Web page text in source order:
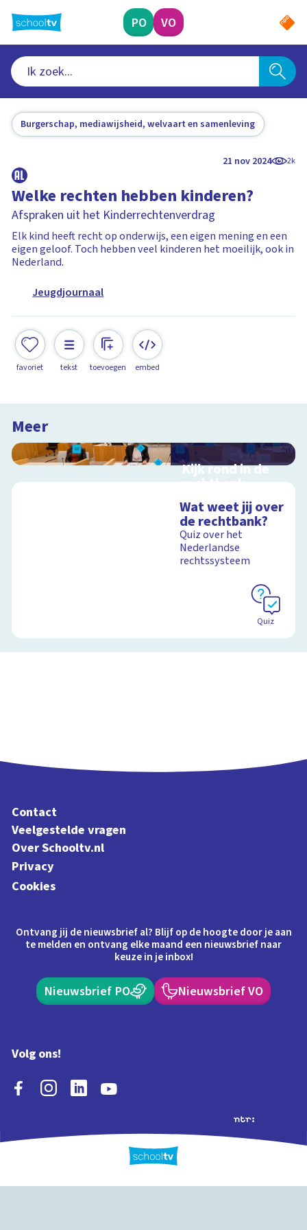
naar
hoofdinhoud
PO VO
Burgerschap, mediawijsheid, welvaart en samenleving
21 nov 2024 2k
Welke rechten hebben kinderen?
Afspraken uit het Kinderrechtenverdrag
Elk kind heeft recht op onderwijs, een eigen mening en een
eigen geloof. Toch hebben veel kinderen het moeilijk, ook in
Nederland.
Jeugdjournaal
favoriet tekst toevoegen embed
Meer
Kijk rond in de
rechtbank
schoolplaat over
rechtspraak in
Nederland
Schoolplaat
Wat weet jij over
de rechtbank?
Quiz over het
Nederlandse
rechtssysteem
Quiz
Contact
Veelgestelde vragen
Over Schooltv.nl
Privacy
Cookies
Ontvang jij de nieuwsbrief al? Blijf op de hoogte door je aan
te melden en ontvang elke maand een nieuwsbrief naar
keuze in je inbox!
Nieuwsbrief PO Nieuwsbrief VO
Volg ons!